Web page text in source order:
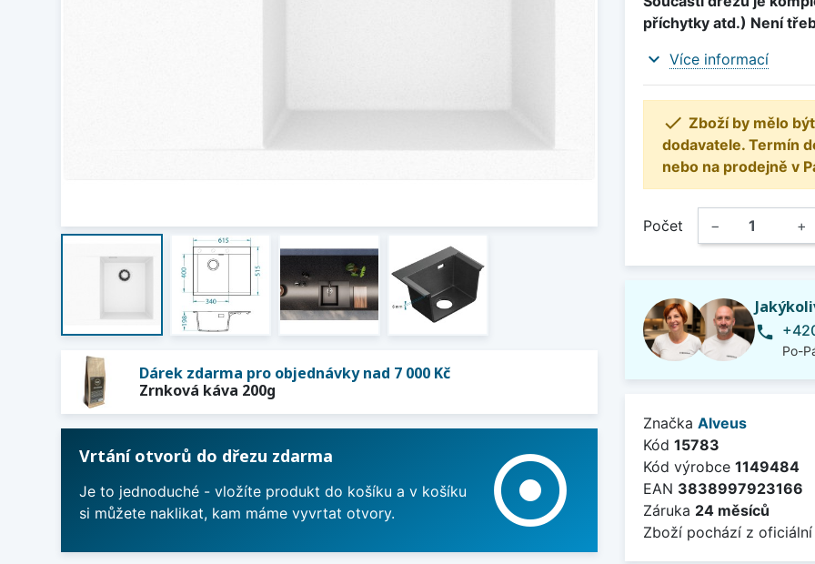
Dárek zdarma pro objednávky nad 7 000 Kč
Zrnková káva 200g
Vrtání otvorů do dřezu zdarma
Je to jednoduché - vložíte produkt do košíku a v košíku
si můžete naklikat, kam máme vyvrtat otvory.
adjust
příchytky atd.) Není
expand_more Více informací
 Zboží by mělo
dodavatele. Termín
nebo na prodejně v
Počet − +
phone
Po-
Značka Alveus
Kód 15783
Kód výrobce 1149484
EAN 3838997923166
Záruka 24 měsíců
Zboží pochází z